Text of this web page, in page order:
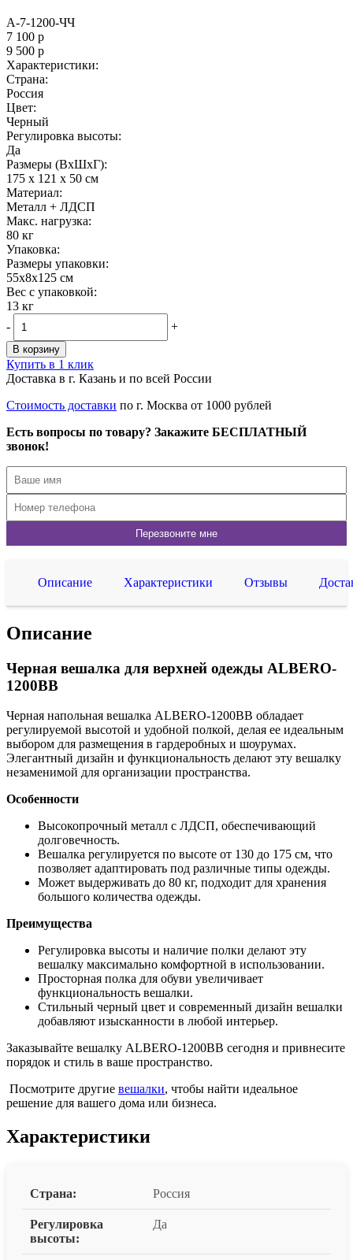
А-7-1200-ЧЧ
7 100 р
9 500 р
Характеристики:
Страна:
Россия
Цвет:
Черный
Регулировка высоты:
Да
Размеры (ВxШxГ):
175 x 121 x 50 см
Материал:
Металл + ЛДСП
Maкс. нагрузка:
80 кг
Упаковка:
Размеры упаковки:
55x8x125 см
Вес с упаковкой:
13 кг
-
+
В корзину
Купить в 1 клик
Доставка в г. Казань и по всей России
Стоимость доставки по г. Москва от 1000 рублей
Есть вопросы по товару? Закажите БЕСПЛАТНЫЙ
звонок!
Описание Характеристики Отзывы
Описание
Черная вешалка для верхней одежды ALBERO-
1200BB
Черная напольная вешалка ALBERO-1200BB обладает
регулируемой высотой и удобной полкой, делая ее идеальным
выбором для размещения в гардеробных и шоурумах.
Элегантный дизайн и функциональность делают эту вешалку
незаменимой для организации пространства.
Особенности
Высокопрочный металл с ЛДСП, обеспечивающий
долговечность.
Вешалка регулируется по высоте от 130 до 175 см, что
позволяет адаптировать под различные типы одежды.
Может выдерживать до 80 кг, подходит для хранения
большого количества одежды.
Преимущества
Регулировка высоты и наличие полки делают эту
вешалку максимально комфортной в использовании.
Просторная полка для обуви увеличивает
функциональность вешалки.
Стильный черный цвет и современный дизайн вешалки
добавляют изысканности в любой интерьер.
Заказывайте вешалку ALBERO-1200BB сегодня и привнесите
порядок и стиль в ваше пространство.
Посмотрите другие вешалки, чтобы найти идеальное
решение для вашего дома или бизнеса.
Характеристики
Страна: Россия
Регулировка
высоты:
Да